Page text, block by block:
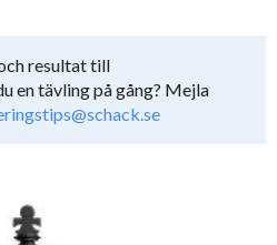
resultat till
en tävling på gång? Mejla